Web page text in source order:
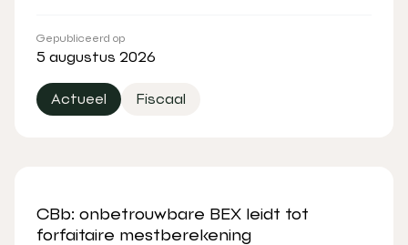
Gepubliceerd op
5 augustus 2026
Actueel Fiscaal
CBb: onbetrouwbare BEX leidt tot
forfaitaire mestberekening